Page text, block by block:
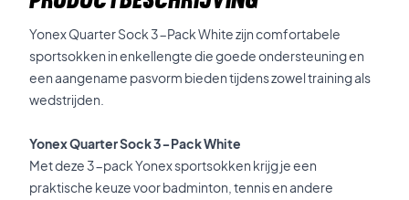
Yonex Quarter Sock 3-Pack White zijn comfortabele
sportsokken in enkellengte die goede ondersteuning en
een aangename pasvorm bieden tijdens zowel training als
wedstrijden.
Yonex Quarter Sock 3-Pack White
Met deze 3-pack Yonex sportsokken krijg je een
praktische keuze voor badminton, tennis en andere